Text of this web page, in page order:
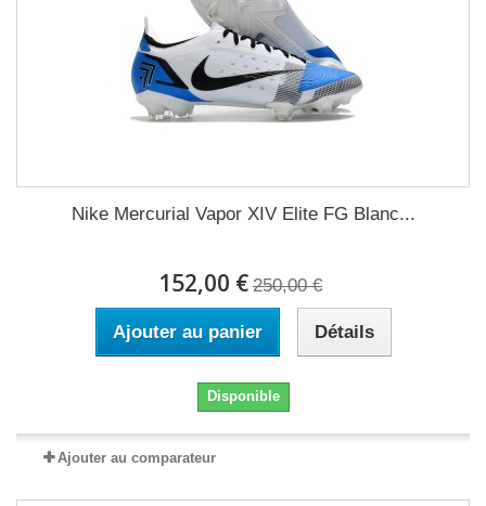
Nike Mercurial Vapor XIV Elite FG Blanc...
152,00 € 250,00 €
Ajouter au panier Détails
Disponible
Ajouter au comparateur